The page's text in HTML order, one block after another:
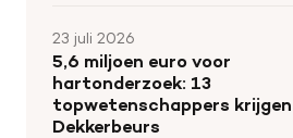
23 juli 2026
5,6 miljoen euro voor
hartonderzoek: 13
topwetenschappers krijgen
Dekkerbeurs